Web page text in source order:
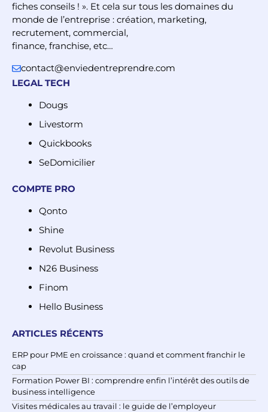
fiches conseils ! ». Et cela sur tous les domaines du
monde de l’entreprise : création, marketing,
recrutement, commercial,
finance, franchise, etc…
contact@enviedentreprendre.com
LEGAL TECH
Dougs
Livestorm
Quickbooks
SeDomicilier
COMPTE PRO
Qonto
Shine
Revolut Business
N26 Business
Finom
Hello Business
ARTICLES RÉCENTS
ERP pour PME en croissance : quand et comment franchir le
cap
Formation Power BI : comprendre enfin l’intérêt des outils de
business intelligence
Visites médicales au travail : le guide de l’employeur